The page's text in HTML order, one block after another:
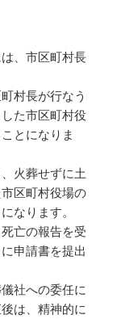
、市区町村長
村長が行なう
た市区町村役
とになりま
火葬せずに土
区町村役場の
なります。
亡の報告を受
申請書を提出
社への委任に
は、精神的に